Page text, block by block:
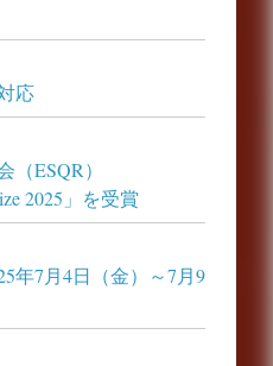
応
ESQR）
2025」を受賞
年7月4日（金）～7月9